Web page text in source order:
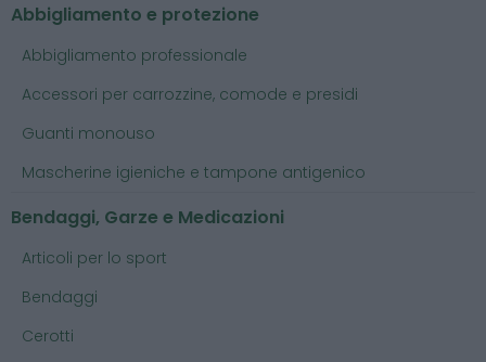
Abbigliamento e protezione
Abbigliamento professionale
Accessori per carrozzine, comode e presidi
Guanti monouso
Mascherine igieniche e tampone antigenico
Bendaggi, Garze e Medicazioni
Articoli per lo sport
Bendaggi
Cerotti